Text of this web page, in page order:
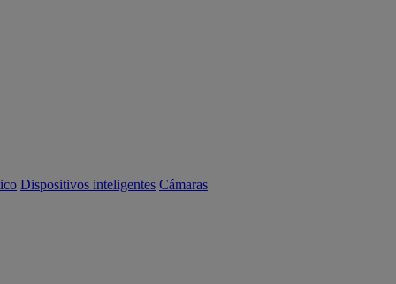
Dispositivos inteligentes Cámaras